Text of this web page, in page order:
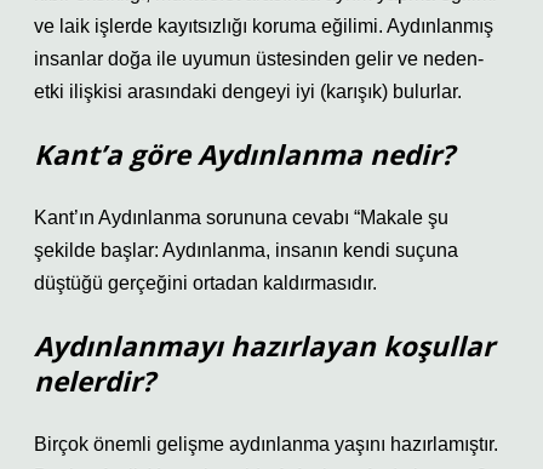
ve laik işlerde kayıtsızlığı koruma eğilimi. Aydınlanmış
insanlar doğa ile uyumun üstesinden gelir ve neden-
etki ilişkisi arasındaki dengeyi iyi (karışık) bulurlar.
Kant’a göre Aydınlanma nedir?
Kant’ın Aydınlanma sorununa cevabı “Makale şu
şekilde başlar: Aydınlanma, insanın kendi suçuna
düştüğü gerçeğini ortadan kaldırmasıdır.
Aydınlanmayı hazırlayan koşullar
nelerdir?
Birçok önemli gelişme aydınlanma yaşını hazırlamıştır.